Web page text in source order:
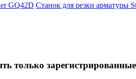
GQ42D Станок для резки арматуры
только